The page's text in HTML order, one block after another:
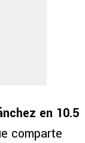
en 10.5
comparte